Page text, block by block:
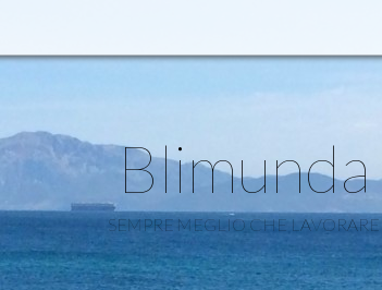
Blimunda
SEMPRE MEGLIO CHE LAVORARE